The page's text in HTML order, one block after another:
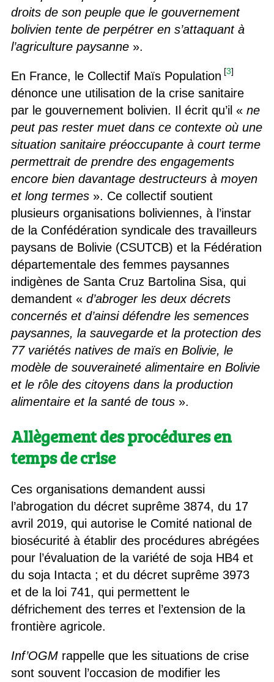
droits de son peuple que le gouvernement
bolivien tente de perpétrer en s’attaquant à
l’agriculture paysanne».
En France, le Collectif Maïs Population [3]
dénonce une utilisation de la crise sanitaire
par le gouvernement bolivien. Il écrit qu’il « ne
peut pas rester muet dans ce contexte où une
situation sanitaire préoccupante à court terme
permettrait de prendre des engagements
encore bien davantage destructeurs à moyen
et long termes». Ce collectif soutient
plusieurs organisations boliviennes, à l’instar
de la Confédération syndicale des travailleurs
paysans de Bolivie (CSUTCB) et la Fédération
départementale des femmes paysannes
indigènes de Santa Cruz Bartolina Sisa, qui
demandent « d’abroger les deux décrets
concernés et d’ainsi défendre les semences
paysannes, la sauvegarde et la protection des
77 variétés natives de maïs en Bolivie, le
modèle de souveraineté alimentaire en Bolivie
et le rôle des citoyens dans la production
alimentaire et la santé de tous».
Allègement des procédures en
temps de crise
Ces organisations demandent aussi
l’abrogation du décret suprême 3874, du 17
avril 2019, qui autorise le Comité national de
biosécurité à établir des procédures abrégées
pour l’évaluation de la variété de soja HB4 et
du soja Intacta ; et du décret suprême 3973
et de la loi 741, qui permettent le
défrichement des terres et l’extension de la
frontière agricole.
Inf’OGMrappelle que les situations de crise
sont souvent l’occasion de modifier les